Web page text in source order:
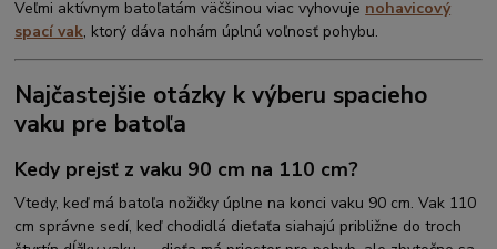
Veľmi aktívnym batoľatám väčšinou viac vyhovuje nohavicový
spací vak, ktorý dáva nohám úplnú voľnosť pohybu.
Najčastejšie otázky k výberu spacieho
vaku pre batoľa
Kedy prejsť z vaku 90 cm na 110 cm?
Vtedy, keď má batoľa nožičky úplne na konci vaku 90 cm. Vak 110
cm správne sedí, keď chodidlá dieťaťa siahajú približne do troch